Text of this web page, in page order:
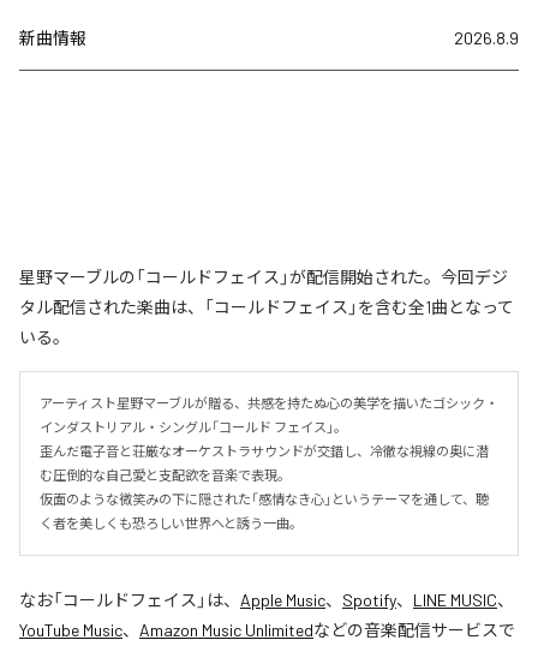
新曲情報 2026.8.9
星野マーブルの「コールドフェイス」が配信開始された。今回デジ
タル配信された楽曲は、「コールドフェイス」を含む全1曲となって
いる。
アーティスト星野マーブルが贈る、共感を持たぬ心の美学を描いたゴシック・
インダストリアル・シングル「コールド フェイス」。
歪んだ電子音と荘厳なオーケストラサウンドが交錯し、冷徹な視線の奥に潜
む圧倒的な自己愛と支配欲を音楽で表現。
仮面のような微笑みの下に隠された「感情なき心」というテーマを通して、聴
く者を美しくも恐ろしい世界へと誘う一曲。
なお「コールドフェイス 」は、 Apple Music、 Spotify、 LINE MUSIC、
YouTube Music、 Amazon Music Unlimitedなどの音楽配信サービスで